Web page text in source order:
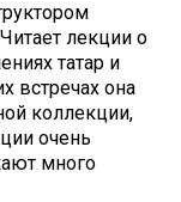
лекции о
татар и
встречах она
коллекции,
очень
много